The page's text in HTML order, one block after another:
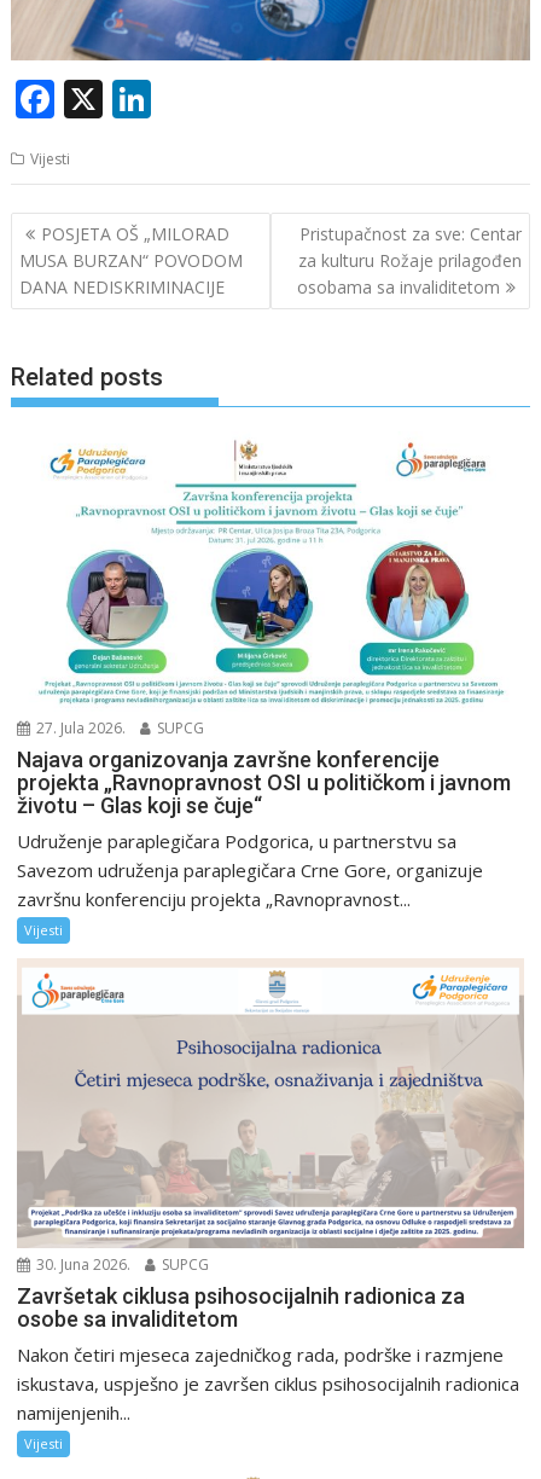
F
e
b
o
o
X
k
e
dI
n
Vijesti
Navigacija
članaka
POSJETA OŠ „MILORAD
MUSA BURZAN“ POVODOM
DANA NEDISKRIMINACIJE
Pristupačnost za sve: Centar
za kulturu Rožaje prilagođen
osobama sa invaliditetom
Related posts
27. Jula 2026. SUPCG
Najava organizovanja završne konferencije
projekta „Ravnopravnost OSI u političkom i javnom
životu – Glas koji se čuje“
Udruženje paraplegičara Podgorica, u partnerstvu sa
Savezom udruženja paraplegičara Crne Gore, organizuje
završnu konferenciju projekta „Ravnopravnost...
Vijesti
30. Juna 2026. SUPCG
Završetak ciklusa psihosocijalnih radionica za
osobe sa invaliditetom
Nakon četiri mjeseca zajedničkog rada, podrške i razmjene
iskustava, uspješno je završen ciklus psihosocijalnih radionica
namijenjenih...
Vijesti